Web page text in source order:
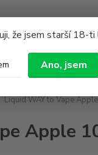
že jsem starší 18-ti
Ano, jsem
Hledat
Liquid WAY to Vape
Apple